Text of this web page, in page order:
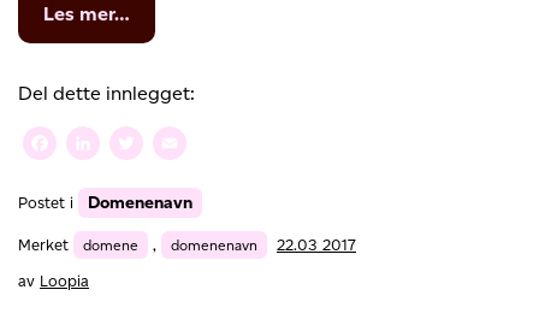
Les mer…
Navnesøk
smart
tjeneste
fra
det
Del dette innlegget:
Facebook
LinkedIn
Twitter
Postet i Domenenavn
Merket domene , domenenavn
22.03 2017
av Loopia